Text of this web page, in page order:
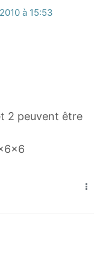
à 15:53
2 peuvent être